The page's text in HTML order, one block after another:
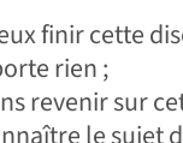
finir cette
rien ;
revenir sur